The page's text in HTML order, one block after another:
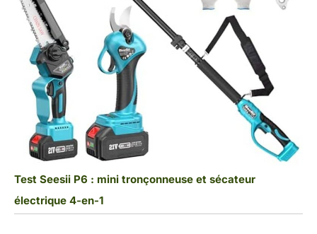
Test Seesii P6 : mini tronçonneuse et sécateur
électrique 4-en-1